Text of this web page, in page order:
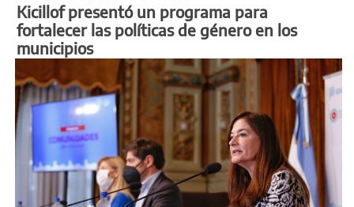
Kicillof presentó un programa para
fortalecer las políticas de género en los
municipios